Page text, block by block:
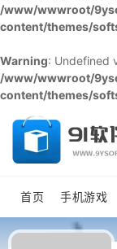
/www/wwwroot/
content/themes/
Warning: Undefined
/www/wwwroot/
content/themes/
首页 手机游戏